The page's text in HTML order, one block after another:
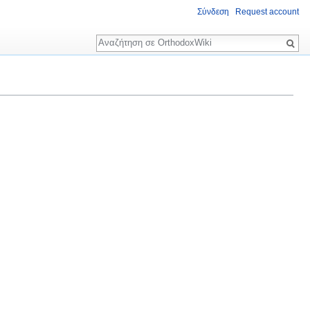
Σύνδεση Request account
Αναζήτηση